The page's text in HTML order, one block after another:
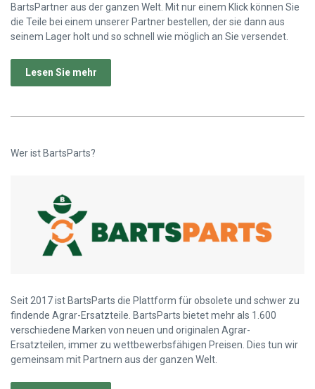
BartsPartner aus der ganzen Welt. Mit nur einem Klick können Sie
die Teile bei einem unserer Partner bestellen, der sie dann aus
seinem Lager holt und so schnell wie möglich an Sie versendet.
Lesen Sie mehr
Wer ist BartsParts?
Seit 2017 ist BartsParts die Plattform für obsolete und schwer zu
findende Agrar-Ersatzteile. BartsParts bietet mehr als 1.600
verschiedene Marken von neuen und originalen Agrar-
Ersatzteilen, immer zu wettbewerbsfähigen Preisen. Dies tun wir
gemeinsam mit Partnern aus der ganzen Welt.